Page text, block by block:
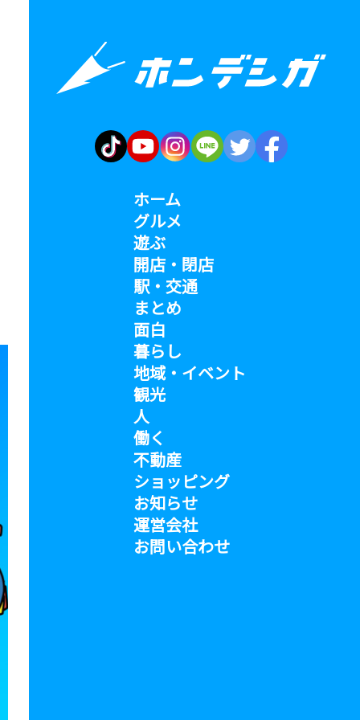
ホーム
グルメ
遊ぶ
開店・閉店
駅・交通
まとめ
面白
暮らし
地域・イベント
観光
人
働く
不動産
ショッピング
お知らせ
運営会社
お問い合わせ